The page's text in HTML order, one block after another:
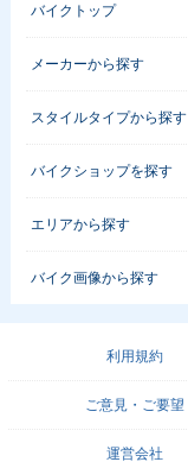
バイクトップ
メーカーから探す
スタイルタイプから探す
バイクショップを探す
エリアから探す
バイク画像から探す
利用規約
ご意見・ご要望
運営会社